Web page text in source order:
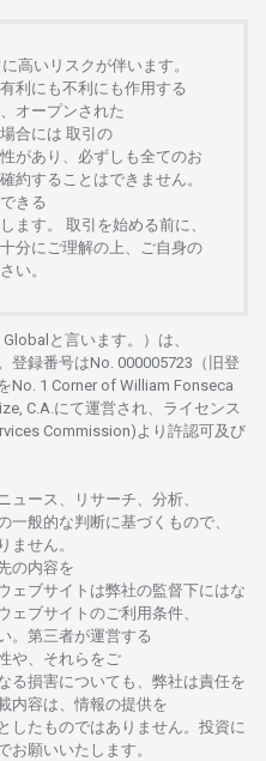
高い リスクが伴います。
有利にも不利にも作用する
オープンさ れた
場合には 取引の
があり、 必ずしも全てのお
確約することはできません。
きる
ます。 取引を始める前に、
十分にご理解の上、 ご自身の
い。
と言います。）は、
登録番号はNo. 000005723（旧登
No. 1 Corner of William Fonseca
C.A.にて運営さ れ、 ライセンス
Commission)より許認可及び
ュース、リサーチ、分析、
一般的な判断に基づくもので、
ません。
の内容を
ェブサイトは弊社の監督下にはな
ェブサイトのご利用条件、
。 第三者が運営する
や、それらをご
る損害についても、 弊社は責任を
内容は、 情報の提供を
したものではありません。 投資に
お願いいたします。